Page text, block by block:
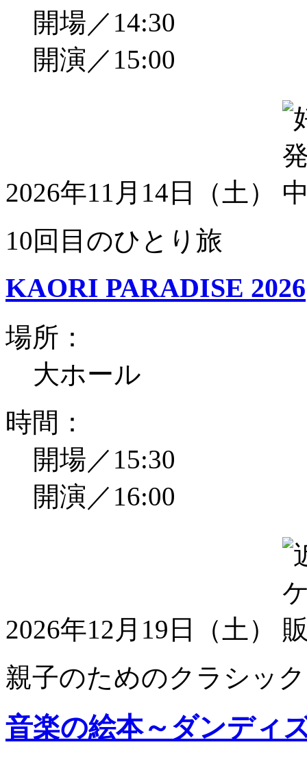
開場／14:30
開演／15:00
2026年11月14日（土）
10回目のひとり旅
KAORI PARADISE 2026
場所：
大ホール
時間：
開場／15:30
開演／16:00
2026年12月19日（土）
親子のためのクラシッ
音楽の絵本～ダンディ